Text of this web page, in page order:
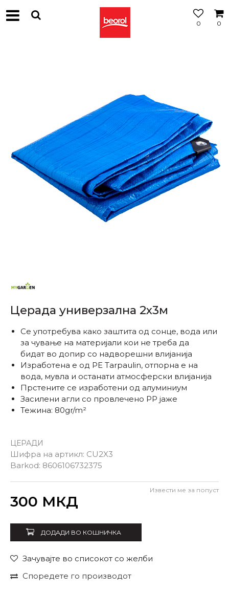
0
0
Церада универзална 2x3м
ЦЕРАДИ
Шифра на артикл: CU2X3
Barkod: 8606106732375
Се употребува како заштита од сонце, вода или
за чување на материјали кои не треба да
бидат во допир со надворешни влијанија
Изработена е од PE Tarpaulin, отпорна е на
вода, мувла и останати атмосферски влијанија
Прстените се изработени од алуминиум
Засилени агли со провлечено PP jaже
Тежина: 80gr/m²
300 МКД
Извести ме за попуст
ДОДАДИ ВО КОШНИЧКА
Зачувајте во списокот со желби
Споредете го производот